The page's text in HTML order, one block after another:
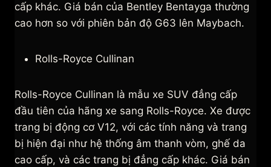
cấp khác. Giá bán của Bentley Bentayga thường
cao hơn so với phiên bản độ G63 lên Maybach.
Rolls-Royce Cullinan
Rolls-Royce Cullinan là mẫu xe SUV đẳng cấp
đầu tiên của hãng xe sang Rolls-Royce. Xe được
trang bị động cơ V12, với các tính năng và trang
bị hiện đại như hệ thống âm thanh vòm, ghế da
cao cấp, và các trang bị đẳng cấp khác. Giá bán